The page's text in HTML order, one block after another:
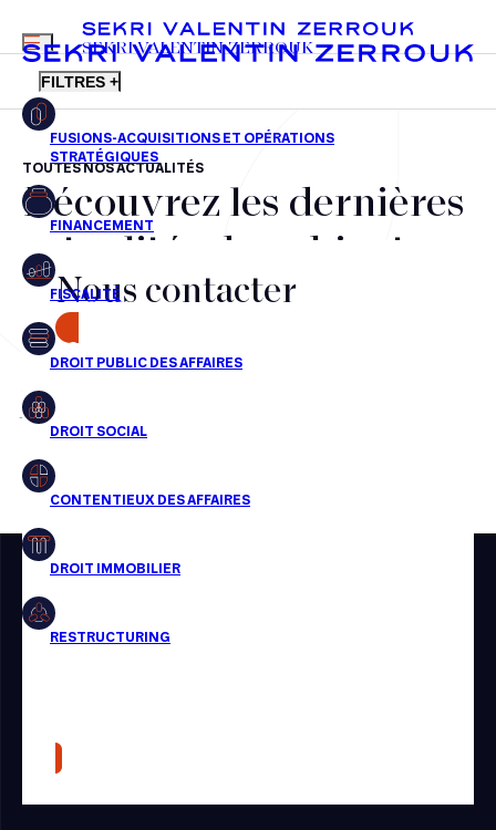
FR EN
MENU
SEKRI VALENTIN ZERROUK
FILTRES +
Fusions-acquisitions et opérations stratégiques
Financement
Fiscalité
Droit public des affaires
Droit social
Droit immobilier
Restructuring
Presse
TOUTES NOS ACTUALITÉS
Découvrez les dernières
actualités du cabinet,
nos récompenses et nos
transactions, jour après
jour
Aucun résultats pour cette recherche
Nous contacter